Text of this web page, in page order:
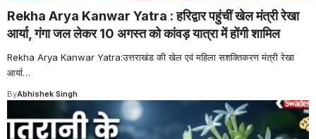
Rekha Arya Kanwar Yatra : हरिद्वार पहुंचीं खेल मंत्री रेखा
आर्या, गंगा जल लेकर 10 अगस्त को कांवड़ यात्रा में होंगी शामिल
Rekha Arya Kanwar Yatra:उत्तराखंड की खेल एवं महिला सशक्तिकरण मंत्री रेखा
आर्या…
ByAbhishek Singh